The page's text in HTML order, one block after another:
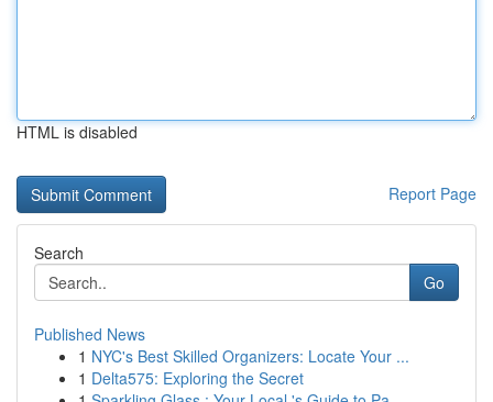
HTML is disabled
Report Page
Search
Go
Published News
1 NYC's Best Skilled Organizers: Locate Your ...
1 Delta575: Exploring the Secret